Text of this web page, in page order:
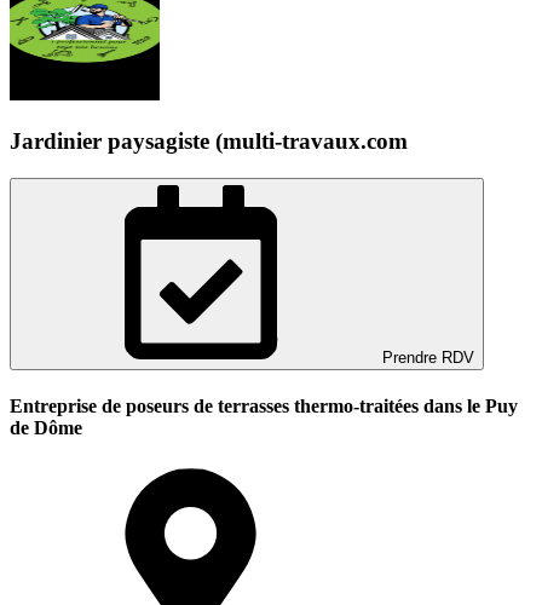
Jardinier paysagiste (multi-travaux.com
Prendre RDV
Entreprise de poseurs de terrasses thermo-traitées dans le Puy
de Dôme